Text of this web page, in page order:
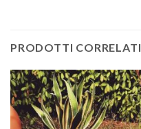
PRODOTTI CORRELATI